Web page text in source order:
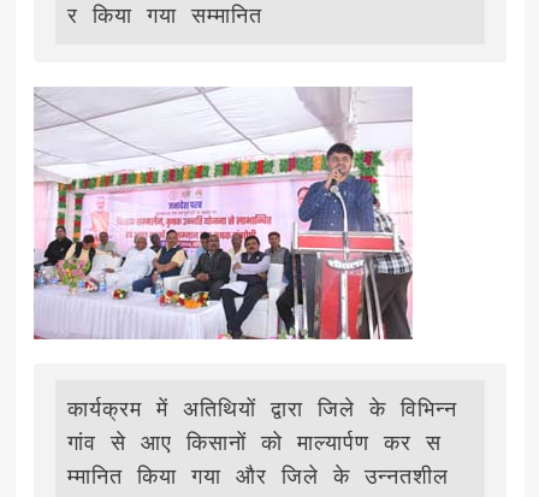
र किया गया सम्मानित
कार्यक्रम में अतिथियों द्वारा जिले के विभिन्न
गांव से आए किसानों को माल्यार्पण कर स
म्मानित किया गया और जिले के उन्नतशील